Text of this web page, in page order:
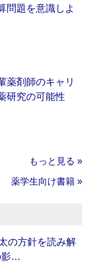
問題を意識しよ
薬剤師のキャリ
研究の可能性
もっと見る »
薬学生向け書籍 »
の方針を読み解
影…